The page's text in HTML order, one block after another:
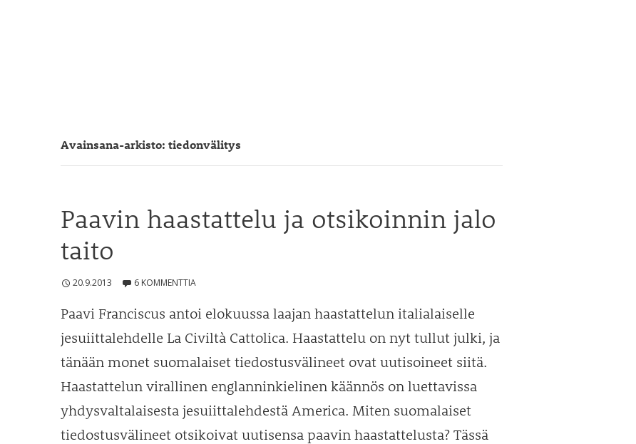
Avainsana-arkisto: tiedonvälitys
Paavin haastattelu ja otsikoinnin jalo
taito
20.9.2013 6 KOMMENTTIA
Paavi Franciscus antoi elokuussa laajan haastattelun italialaiselle
jesuiittalehdelle La Civiltà Cattolica. Haastattelu on nyt tullut julki, ja
tänään monet suomalaiset tiedostusvälineet ovat uutisoineet siitä.
Haastattelun virallinen englanninkielinen käännös on luettavissa
yhdysvaltalaisesta jesuiittalehdestä America. Miten suomalaiset
tiedostusvälineet otsikoivat uutisensa paavin haastattelusta? Tässä